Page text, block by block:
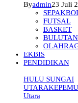
Byadmin23 Juli
FUTSAL
BASKET
EKBIS
PENDIDIKAN
HULU SUNGAI
UTARA
Utara